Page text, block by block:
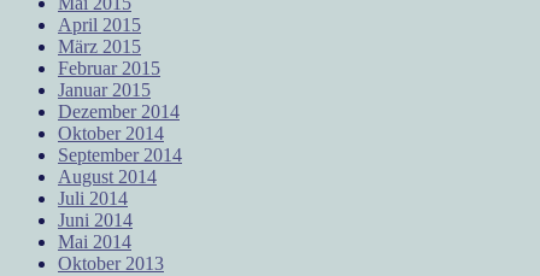
April 2015
März 2015
Februar 2015
Januar 2015
Dezember 2014
Oktober 2014
September 2014
August 2014
Juli 2014
Juni 2014
Mai 2014
Oktober 2013